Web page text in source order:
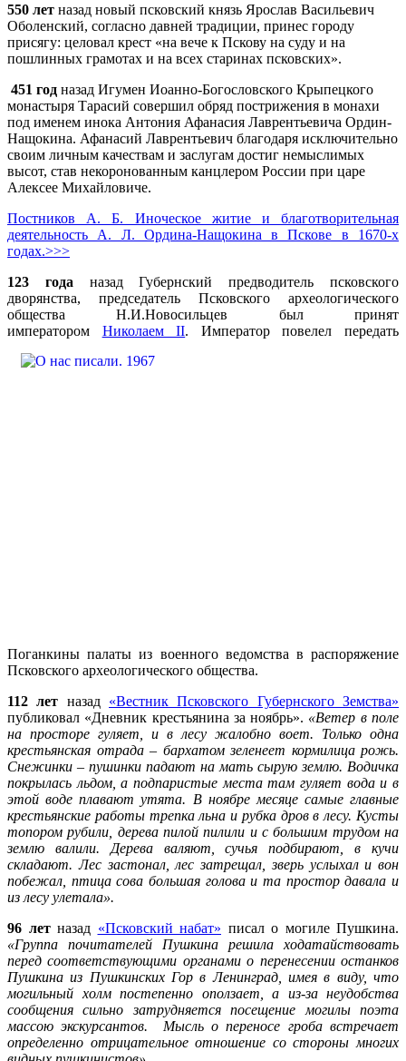
550 лет назад новый псковский князь Ярослав Васильевич
Оболенский, согласно давней традиции, принес городу
присягу: целовал крест «на вече к Пскову на суду и на
пошлинных грамотах и на всех старинах псковских».
451 год назад Игумен Иоанно-Богословского Крыпецкого
монастыря Тарасий совершил обряд пострижения в монахи
под именем инока Антония Афанасия Лаврентьевича Ордин-
Нащокина. Афанасий Лаврентьевич благодаря исключительно
своим личным качествам и заслугам достиг немыслимых
высот, став некоронованным канцлером России при царе
Алексее Михайловиче.
Постников А. Б. Иноческое житие и благотворительная
деятельность А. Л. Ордина-Нащокина в Пскове в 1670-х
годах.>>>
123 года назад Губернский предводитель псковского
дворянства, председатель Псковского археологического
общества Н.И.Новосильцев был принят
императором Николаем II. Император повелелпередать
Поганкины палаты из военного ведомства в распоряжение
Псковского археологического общества.
112 лет назад «Вестник Псковского Губернского Земства»
публиковал «Дневник крестьянина за ноябрь». «Ветер в поле
на просторе гуляет, и в лесу жалобно воет. Только одна
крестьянская отрада – бархатом зеленеет кормилица рожь.
Снежинки – пушинки падают на мать сырую землю. Водичка
покрылась льдом, а подпаристые места там гуляет вода и в
этой воде плавают утята. В ноябре месяце самые главные
крестьянские работы трепка льна и рубка дров в лесу. Кусты
топором рубили, дерева пилой пилили и с большим трудом на
землю валили. Дерева валяют, сучья подбирают, в кучи
складают. Лес застонал, лес затрещал, зверь услыхал и вон
побежал, птица сова большая голова и та простор давала и
из лесу улетала».
96 летназад «Псковский набат» писал о могиле Пушкина.
«Группа почитателей Пушкина решила ходатайствовать
перед соответствующими органами о перенесении останков
Пушкина из Пушкинских Гор в Ленинград, имея в виду, что
могильный холм постепенно оползает, а из-за неудобства
сообщения сильно затрудняется посещение могилы поэта
массою экскурсантов. Мысль о переносе гроба встречает
определенно отрицательное отношение со стороны многих